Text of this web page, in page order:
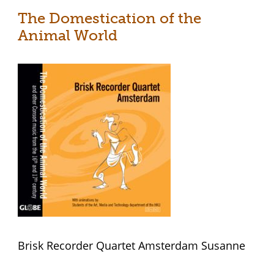
The Domestication of the
Animal World
Brisk Recorder Quartet Amsterdam Susanne